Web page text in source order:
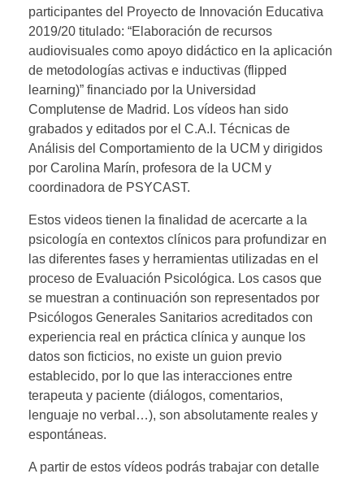
participantes del Proyecto de Innovación Educativa
2019/20 titulado: “Elaboración de recursos
audiovisuales como apoyo didáctico en la aplicación
de metodologías activas e inductivas (flipped
learning)” financiado por la Universidad
Complutense de Madrid. Los vídeos han sido
grabados y editados por el C.A.I. Técnicas de
Análisis del Comportamiento de la UCM y dirigidos
por Carolina Marín, profesora de la UCM y
coordinadora de PSYCAST.
Estos videos tienen la finalidad de acercarte a la
psicología en contextos clínicos para profundizar en
las diferentes fases y herramientas utilizadas en el
proceso de Evaluación Psicológica. Los casos que
se muestran a continuación son representados por
Psicólogos Generales Sanitarios acreditados con
experiencia real en práctica clínica y aunque los
datos son ficticios, no existe un guion previo
establecido, por lo que las interacciones entre
terapeuta y paciente (diálogos, comentarios,
lenguaje no verbal…), son absolutamente reales y
espontáneas.
A partir de estos vídeos podrás trabajar con detalle